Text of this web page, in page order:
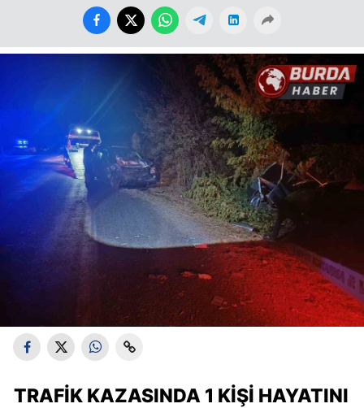
TRAFIK KAZASINDA 1 KIŞI HAYATINI